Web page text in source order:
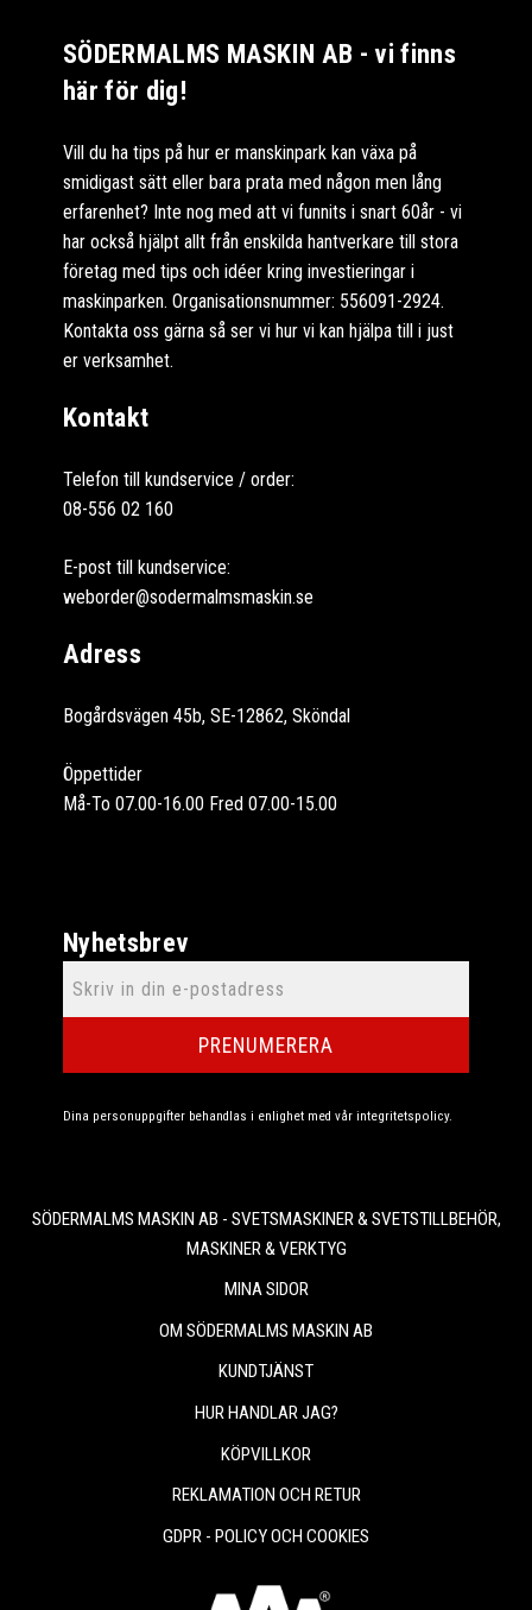
SÖDERMALMS MASKIN AB - vi finns
här för dig!
Vill du ha tips på hur er manskinpark kan växa på
smidigast sätt eller bara prata med någon men lång
erfarenhet? Inte nog med att vi funnits i snart 60år - vi
har också hjälpt allt från enskilda hantverkare till stora
företag med tips och idéer kring investieringar i
maskinparken. Organisationsnummer: 556091-2924.
Kontakta oss gärna så ser vi hur vi kan hjälpa till i just
er verksamhet.
Kontakt
Telefon till kundservice / order:
08-556 02 160
E-post till kundservice:
weborder@sodermalmsmaskin.se
Adress
Bogårdsvägen 45b, SE-12862, Sköndal
Öppettider
Må-To 07.00-16.00 Fred 07.00-15.00
Nyhetsbrev
PRENUMERERA
Dina personuppgifter behandlas i enlighet med vår integritetspolicy.
SÖDERMALMS MASKIN AB - SVETSMASKINER & SVETSTILLBEHÖR,
MASKINER & VERKTYG
MINA SIDOR
OM SÖDERMALMS MASKIN AB
KUNDTJÄNST
HUR HANDLAR JAG?
KÖPVILLKOR
REKLAMATION OCH RETUR
GDPR - POLICY OCH COOKIES